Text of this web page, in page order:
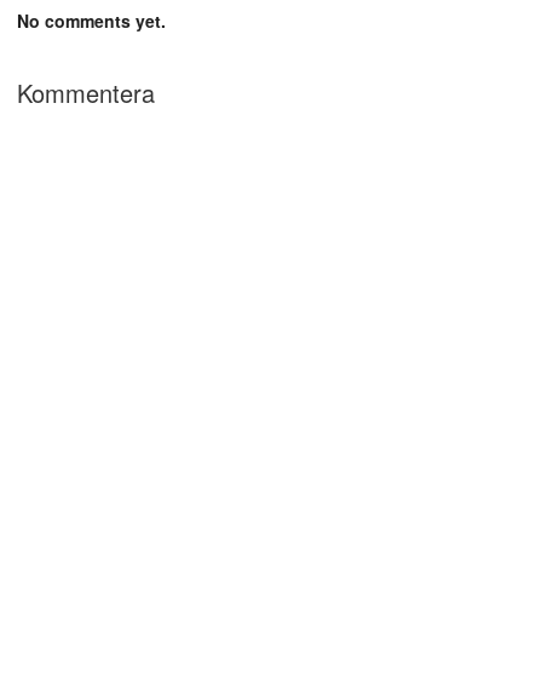
No comments yet.
Kommentera